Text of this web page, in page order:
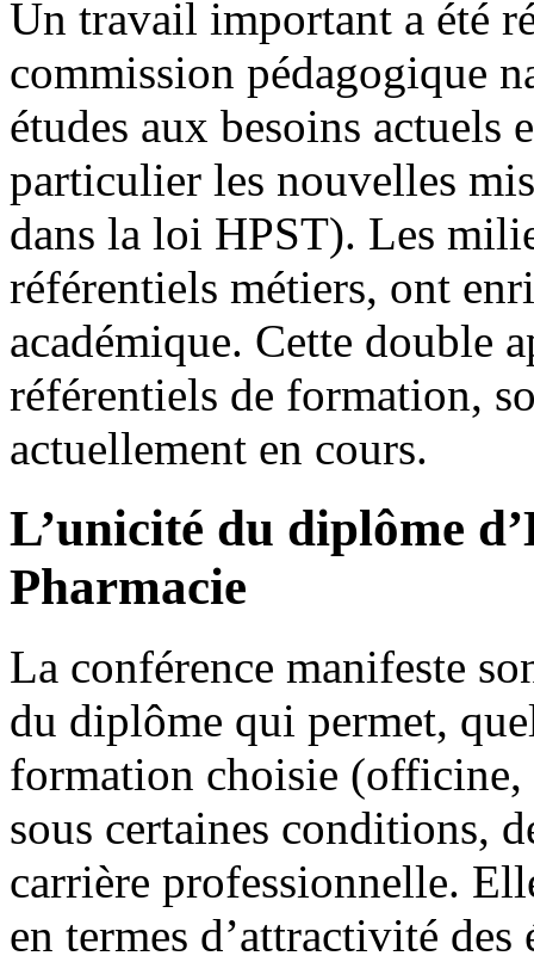
Un travail important a été
commission pédagogique
études aux besoins actuels
particulier les nouvelles
dans la loi HPST). Les
référentiels métiers, ont
académique. Cette double
référentiels de formation,
actuellement en cours.
L’unicité du diplôme
Pharmacie
La conférence manifeste
du diplôme qui permet,
formation choisie (officine,
sous certaines conditions,
carrière professionnelle.
en termes d’attractivité des